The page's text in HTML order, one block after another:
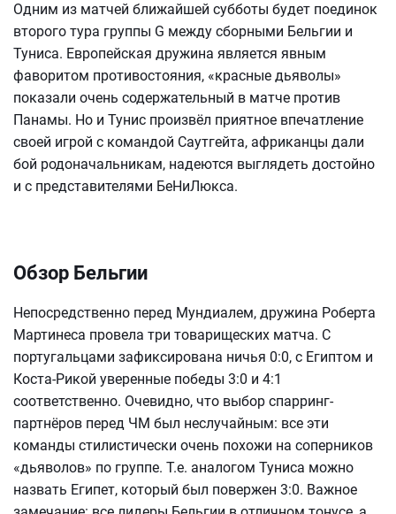
Одним из матчей ближайшей субботы будет поединок
второго тура группы G между сборными Бельгии и
Туниса. Европейская дружина является явным
фаворитом противостояния, «красные дьяволы»
показали очень содержательный в матче против
Панамы. Но и Тунис произвёл приятное впечатление
своей игрой с командой Саутгейта, африканцы дали
бой родоначальникам, надеются выглядеть достойно
и с представителями БеНиЛюкса.
Обзор Бельгии
Непосредственно перед Мундиалем, дружина Роберта
Мартинеса провела три товарищеских матча. С
португальцами зафиксирована ничья 0:0, с Египтом и
Коста-Рикой уверенные победы 3:0 и 4:1
соответственно. Очевидно, что выбор спарринг-
партнёров перед ЧМ был неслучайным: все эти
команды стилистически очень похожи на соперников
«дьяволов» по группе. Т.е. аналогом Туниса можно
назвать Египет, который был повержен 3:0. Важное